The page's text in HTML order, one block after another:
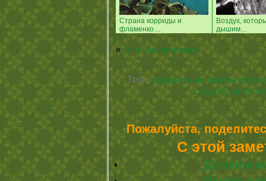
Страна корриды и
фламенко…
Воздух,
дышим…
«О слюне человека
Теги: интересные факты обо
свадьбу,
Пожалуйста,
С этой
Деньги и